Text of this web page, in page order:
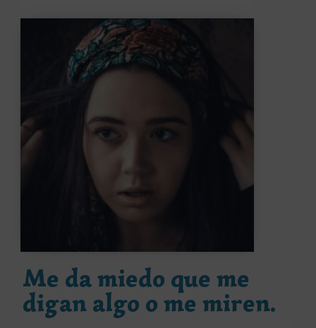
Me da miedo que me
digan algo o me miren.